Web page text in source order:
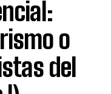
o
del